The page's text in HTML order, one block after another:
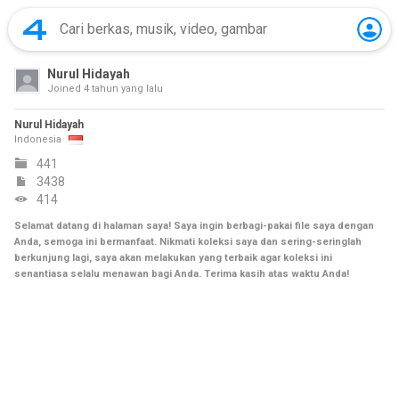
Nurul Hidayah
Joined 4 tahun yang lalu
Nurul Hidayah
Indonesia
441
3438
414
Selamat datang di halaman saya! Saya ingin berbagi-pakai file saya dengan
Anda, semoga ini bermanfaat. Nikmati koleksi saya dan sering-seringlah
berkunjung lagi, saya akan melakukan yang terbaik agar koleksi ini
senantiasa selalu menawan bagi Anda. Terima kasih atas waktu Anda!